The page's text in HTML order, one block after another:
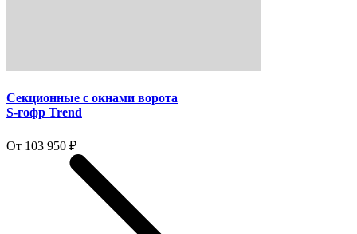
Секционные с окнами ворота
S-гофр Trend
От 103 950 ₽